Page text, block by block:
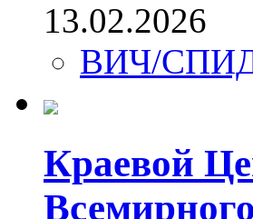
13.02.2026
ВИЧ/
Краевой